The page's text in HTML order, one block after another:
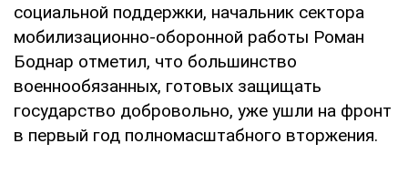
социальной поддержки, начальник сектора
мобилизационно-оборонной работы Роман
Боднар отметил, что большинство
военнообязанных, готовых защищать
государство добровольно, уже ушли на фронт
в первый год полномасштабного вторжения.